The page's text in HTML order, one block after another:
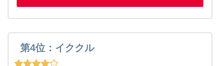
第4位：イククル